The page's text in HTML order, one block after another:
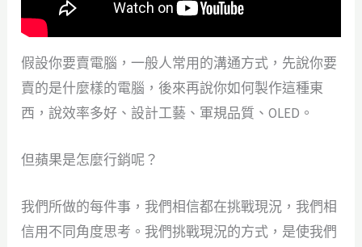
假設你要賣電腦，一般人常用的溝通方式，先說你要
賣的是什麼樣的電腦，後來再說你如何製作這種東
西，說效率多好、設計工藝、軍規品質、OLED。
但蘋果是怎麼行銷呢？
我們所做的每件事，我們相信都在挑戰現況，我們相
信用不同角度思考。我們挑戰現況的方式，是使我們